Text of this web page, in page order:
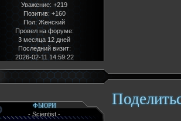
Уважение: +219
Позитив: +160
Пол:Женский
Провел на форуме:
3 месяца 12 дней
Последний визит:
2026-02-11 14:59:22
ФЬЮРИ
- Scientist -